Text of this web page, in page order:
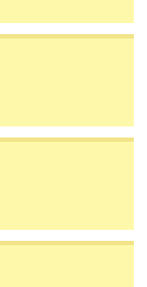
網及支援
建議選用